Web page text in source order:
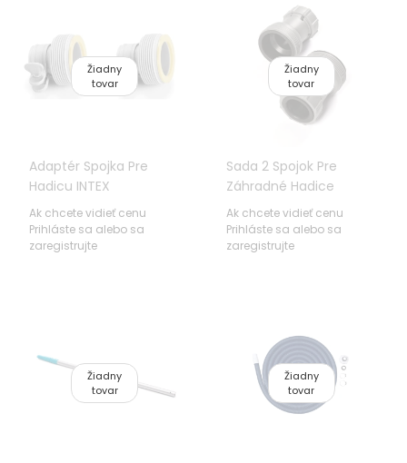
Žiadny
tovar
Adaptér Spojka Pre
Hadicu INTEX
Ak chcete vidieť cenu
Prihláste sa alebo sa
zaregistrujte
Žiadny
tovar
Sada 2 Spojok Pre
Záhradné Hadice
Adaptér BESTWAY
3,2/3,8cm
Ak chcete vidieť cenu
Prihláste sa alebo sa
zaregistrujte
Žiadny
tovar
Žiadny
tovar